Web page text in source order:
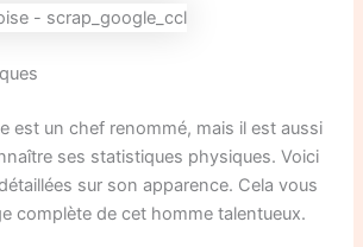
est un chef renommé, mais il est aussi
ses statistiques physiques. Voici
sur son apparence. Cela vous
complète de cet homme talentueux.